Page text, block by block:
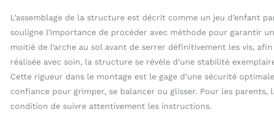
L’assemblage de la structure est décrit comme un jeu d’enfant
souligne l’importance de procéder avec méthode pour garantir
moitié de l’arche au sol avant de serrer définitivement les vis,
réalisée avec soin, la structure se révèle d’une stabilité
Cette rigueur dans le montage est le gage d’une sécurité
confiance pour grimper, se balancer ou glisser. Pour les
condition de suivre attentivement les instructions.